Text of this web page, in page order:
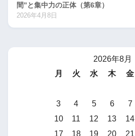
間”と集中力の正体（第6章）
2026年4月8日
2026年8月
月
火 水 木 金
3
4 5 6 7
10
11 12 13 14
17
18 19 20 21